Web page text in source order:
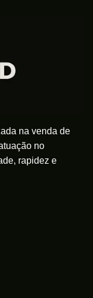
na venda de
no
rapidez e